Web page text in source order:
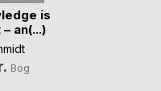
is
an(...)
Bog